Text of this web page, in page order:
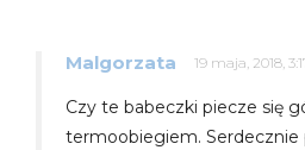
Malgorzata 19 maja, 2018,
Czy te babeczki piecze się
termoobiegiem. Serdecznie